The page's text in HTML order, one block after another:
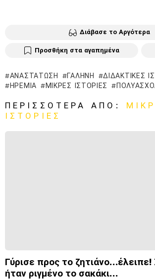
Διάβασε το Αργότερα
Προσθήκη στα αγαπημένα
ΑΝΑΣΤΆΤΩΣΗ ΓΑΛΉΝΗ
ΔΙΔΑΚΤΙΚΈΣ
ΗΡΕΜΊΑ
ΜΙΚΡΈΣ ΙΣΤΟΡΊΕΣ
ΠΕΡΙΣΣΌΤΕΡΑ ΑΠΌ:
ΙΣΤΟΡΊΕΣ
Γύρισε προς το
ήταν ριγμένο το σακάκι…